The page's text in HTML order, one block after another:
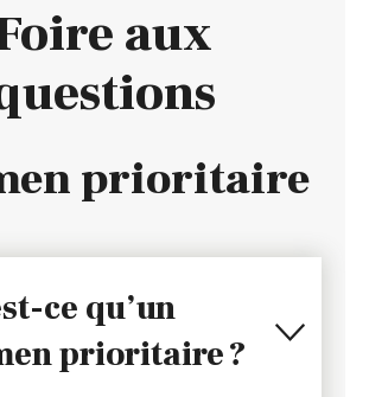
aux
prioritaire
ce qu’un
prioritaire ?